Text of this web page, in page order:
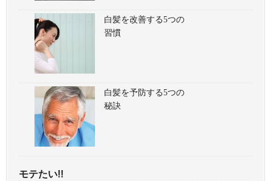
白髪を改善する5つの
習慣
白髪を予防する5つの
秘訣
モテたい!!